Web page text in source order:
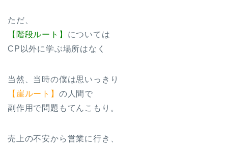
ただ、
【階段ルート】 については
CP以外に学ぶ場所はなく
当然、当時の僕は思いっきり
【崖ルート】 の人間で
副作用で問題もてんこもり。
売上の不安から営業に行き、